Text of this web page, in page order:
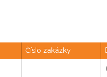
Číslo zakázky